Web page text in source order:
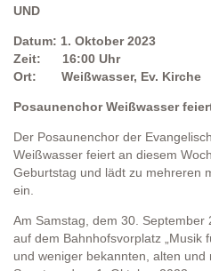
UND
Datum: 1. Oktober 2023
Zeit: 16:00 Uhr
Ort: Weißwasser, Ev. Kirche
Posaunenchor Weißwasser
Der Posaunenchor der
Weißwasser feiert an diesem
Geburtstag und lädt zu mehreren
ein.
Am Samstag, dem 30. September
auf dem Bahnhofsvorplatz „Musik
und weniger bekannten, alten